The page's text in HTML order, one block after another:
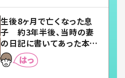
生後8ヶ月で亡くなった息
子 約3年半後、当時の妻
の日記に書いてあった本音
とは